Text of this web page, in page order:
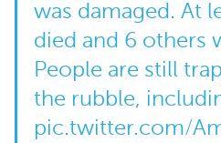
was damaged. At
died and 6 others
People are still
the rubble,
pic.twitter.com/